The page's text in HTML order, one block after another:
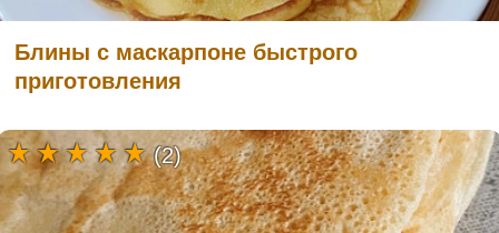
Блины с маскарпоне быстрого
приготовления
(2)